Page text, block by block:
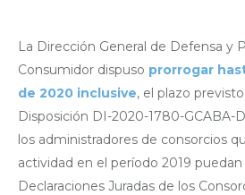
La Dirección General de Defensa y
Consumidor dispuso prorrogar
de 2020 inclusive, el plazo
Disposición DI-2020-1780-GCABA-
los administradores de consorcios
actividad en el período 2019
Declaraciones Juradas de los